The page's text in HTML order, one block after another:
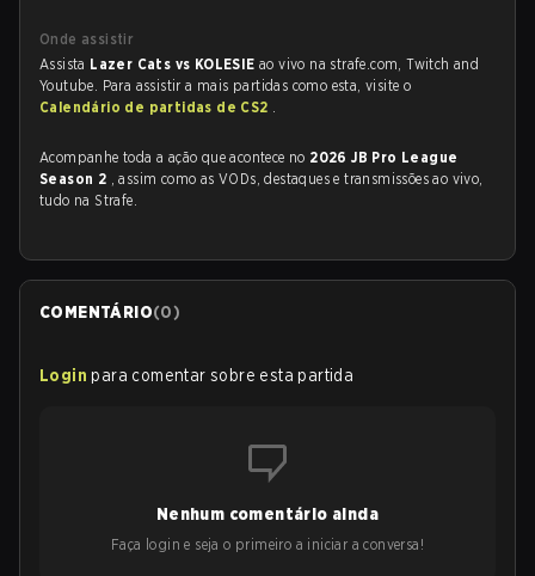
Onde assistir
Assista Lazer Cats vs KOLESIEao vivo na strafe.com, Twitch and
Youtube. Para assistir a mais partidas como esta, visite o
Calendário de partidas de CS2 .
Acompanhe toda a ação que acontece no 2026 JB Pro League
Season 2 , assim como as VODs, destaques e transmissões ao vivo,
tudo na Strafe.
COMENTÁRIO(0)
Login para comentar sobre esta partida
Nenhum comentário ainda
Faça login e seja o primeiro a iniciar a conversa!